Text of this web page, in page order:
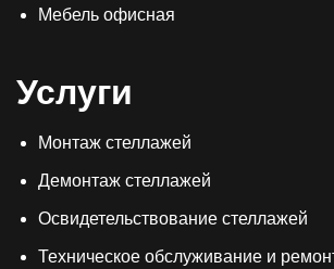
Мебель офисная
Услуги
Монтаж стеллажей
Демонтаж стеллажей
Освидетельствование стеллажей
Техническое обслуживание и